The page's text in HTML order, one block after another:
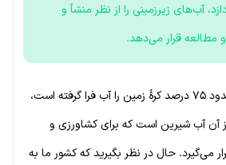
آب‌های زیرزمینی را از نظر منشأ و
مطالعه قرار می‌دهد.
همان‌طور که می‌دانیم حدود ۷۵ درصد کرهٔ زمین را آب فرا گرفته است،
آن آب شیرین است که برای کشاورزی و
می‌گیرد. حال در نظر بگیرید که کشور ما به